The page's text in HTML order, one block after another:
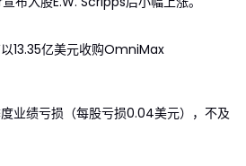
13.35亿美元收购OmniMax
业绩亏损（每股亏损0.04美元），不及